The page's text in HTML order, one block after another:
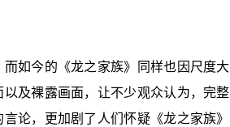
如今的《龙之家族》同样也因尺度大
及裸露画面，让不少观众认为，完整
论，更加剧了人们怀疑《龙之家族》